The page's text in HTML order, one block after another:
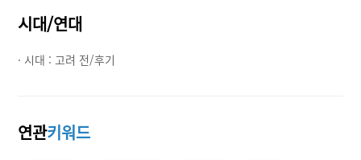
시대/연대
· 시대 : 고려 전/후기
연관키워드